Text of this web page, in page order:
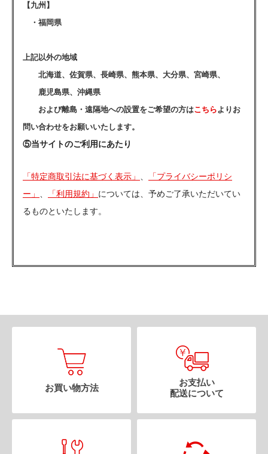
【九州】
・福岡県
上記以外の地域
北海道、佐賀県、長崎県、熊本県、大分県、宮崎県、
鹿児島県、沖縄県
および離島・遠隔地への設置をご希望の方はこちらよりお
問い合わせをお願いいたします。
⑤当サイトのご利用にあたり
「特定商取引法に基づく表示」 、
「プライバシーポリシ
ー」 、 「利用規約」 については、予めご了承いただいてい
るものといたします。
お買い物方法
お支払い
配送について